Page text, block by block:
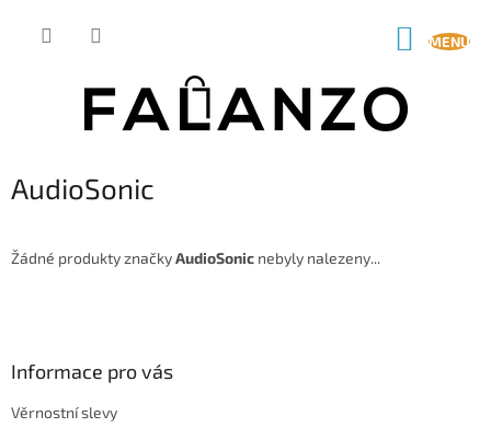
AudioSonic
Žádné produkty značkyAudioSonic nebyly nalezeny...
Informace pro vás
Věrnostní slevy